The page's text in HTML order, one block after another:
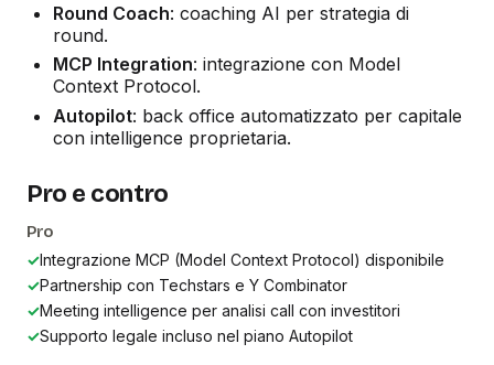
Round Coach: coaching AI per strategia di
round.
MCP Integration: integrazione con Model
Context Protocol.
Autopilot: back office automatizzato per capitale
con intelligence proprietaria.
Pro e contro
Pro
✓Integrazione MCP (Model Context Protocol) disponibile
✓Partnership con Techstars e Y Combinator
✓Meeting intelligence per analisi call con investitori
✓Supporto legale incluso nel piano Autopilot